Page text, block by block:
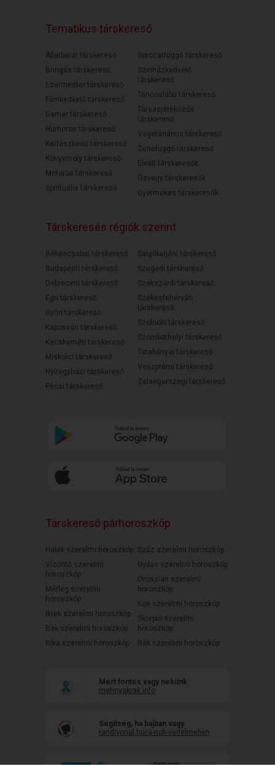
Tematikus társkereső
Állatbarát társkereső
Bringás társkereső
Ezermester társkereső
Filmkedvelő társkereső
Gamer társkereső
Humoros társkereső
Kertészkedő társkereső
Könyvmoly társkereső
Motoros társkereső
Spirituális társkereső
Sorozatfüggő társkereső
Színházkedvelő
társkereső
Táncoslábú társkereső
Társasjátékozós
társkereső
Vegetáriánus társkereső
Zenefüggő társkereső
Elvált társkeresők
Özvegy társkeresők
Gyermekes társkeresők
Társkeresés régiók szerint
Békéscsabai társkereső
Budapesti társkereső
Debreceni társkereső
Egri társkereső
Győri társkereső
Kaposvári társkereső
Kecskeméti társkereső
Miskolci társkereső
Nyíregyházi társkereső
Pécsi társkereső
Salgótarjáni társkereső
Szegedi társkereső
Szekszárdi társkereső
Székesfehérvári
társkereső
Szolnoki társkereső
Szombathelyi társkereső
Tatabányai társkereső
Veszprémi társkereső
Zalaegerszegi társkereső
Társkereső párhoroszkóp
Halak szerelmi horoszkóp
Vízöntő szerelmi
horoszkóp
Mérleg szerelmi
horoszkóp
Ikrek szerelmi horoszkóp
Bak szerelmi horoszkóp
Bika szerelmi horoszkóp
Szűz szerelmi horoszkóp
Nyilas szerelmi horoszkóp
Oroszlán szerelmi
horoszkóp
Kos szerelmi horoszkóp
Skorpió szerelmi
horoszkóp
Rák szerelmi horoszkóp
Mert fontos vagy nekünk
mehnyakrak.info
Segítség, ha bajban vagy
randivonal.hu/a-nok-vedelmeben